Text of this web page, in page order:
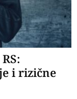
i rizične